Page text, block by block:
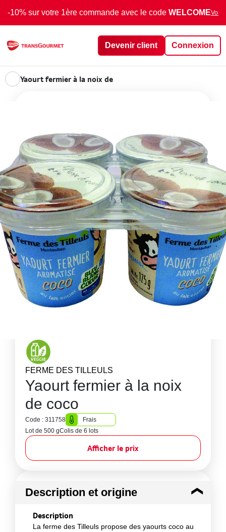
-10% sur votre 1ère commande avec le code WELCOMEVoir
Devenir client Connexion
Yaourt fermier à la noix de
FERME DES TILLEULS
Yaourt fermier à la noix
de coco
Code : 311758
Frais
Lot de 500 gColis de 6 lots
Afficher le prix
Description et origine
Description
La ferme des Tilleuls propose des yaourts coco au